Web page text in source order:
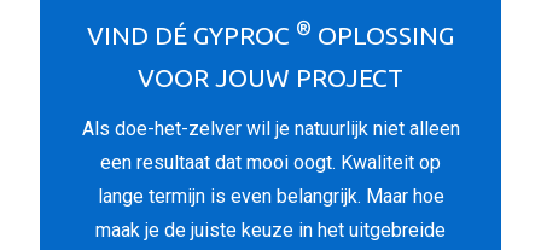
VIND DÉ GYPROC ® OPLOSSING
VOOR JOUW PROJECT
Als doe-het-zelver wil je natuurlijk niet alleen
een resultaat dat mooi oogt. Kwaliteit op
lange termijn is even belangrijk. Maar hoe
maak je de juiste keuze in het uitgebreide